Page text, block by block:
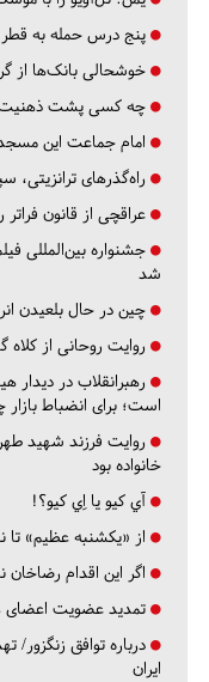
پنج درس‌ حمله به قطر
خوشحالی بانک‌ها از
چه کسی پشت ذهنیت
امام جماعت این مسجد در ۳ سال، نمازگزاران را ۴
راه‌گذرهای ترانزیتی،
عراقچی از قانون
جشنواره بین‌المللی
شد
چین در حال بلعیدن
روایت روحانی از کلاه
رهبرانقلاب در
است؛ برای انضباط
روایت فرزند شهید
خانواده بود
آي كيو يا اِي كيو؟!
از «یکشنبه عظیم» تا
اگر این اقدام رضاخان
تمدید عضویت اعضای
درباره توافق
ایران